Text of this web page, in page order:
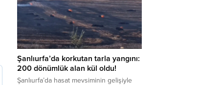
Kanunu’na muhalefet”, “suçtan
kaynaklanan mal varlığı değerlerini
aklama” ve “örgüt” suçlamaları
kapsamında derinleştirildiği bildirildi.
Haber Merkezi – Soruşturmanın
odağında, özellikle 6 Şubat...
Şanlıurfa’da korkutan tarla yangını:
200 dönümlük alan kül oldu!
Şanlıurfa’da hasat mevsiminin gelişiyle